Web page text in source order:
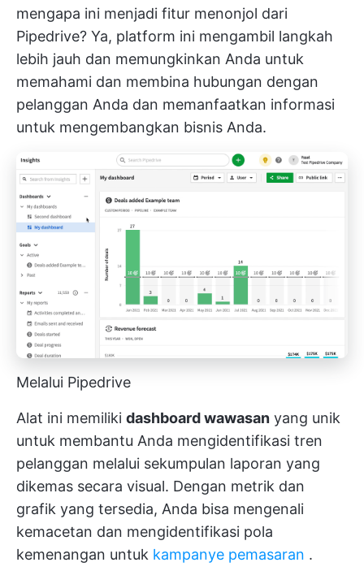
mengapa ini menjadi fitur menonjol dari
Pipedrive? Ya, platform ini mengambil langkah
lebih jauh dan memungkinkan Anda untuk
memahami dan membina hubungan dengan
pelanggan Anda dan memanfaatkan informasi
untuk mengembangkan bisnis Anda.
Melalui Pipedrive
Alat ini memiliki dashboard wawasan yang unik
untuk membantu Anda mengidentifikasi tren
pelanggan melalui sekumpulan laporan yang
dikemas secara visual. Dengan metrik dan
grafik yang tersedia, Anda bisa mengenali
kemacetan dan mengidentifikasi pola
kemenangan untuk kampanye pemasaran .